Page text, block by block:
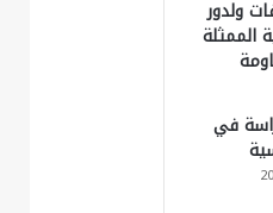
ولدور
الممثلة
في